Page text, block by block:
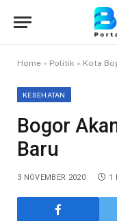
Home » Politik » Kota
KESEHATAN
Bogor
Baru
3 NOVEMBER 2020 1